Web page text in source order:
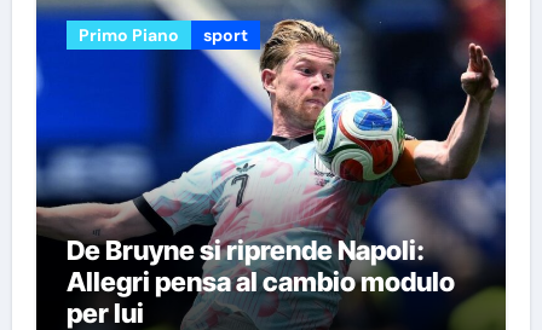
Primo Piano sport
De Bruyne si riprende Napoli:
Allegri pensa al cambio modulo
per lui